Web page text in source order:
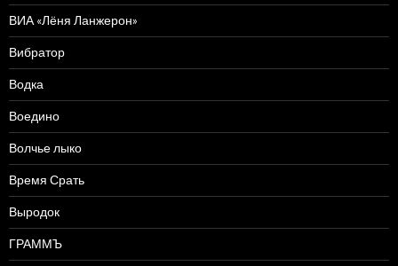
ВИА «Лёня Ланжерон»
Вибратор
Водка
Воедино
Волчье лыко
Время Срать
Выродок
ГРАММЪ